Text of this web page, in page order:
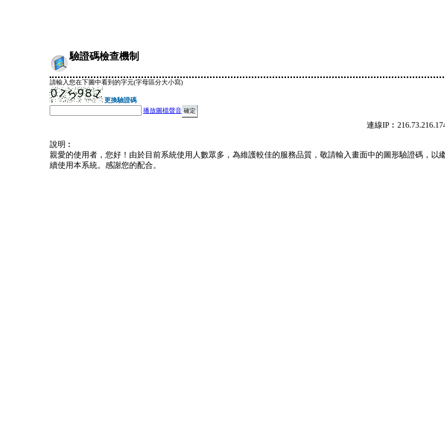
驗證碼檢查機制
請輸入您在下圖中看到的字元(字母區分大小寫)
更換驗證碼
播放圖檔聲音
連線
說明︰
親愛的使用者，您好！由於目前系統使用人數眾多，為維護較佳的服務品質，敬請輸入畫面中的圖形驗證碼，以
續使用本系統。感謝您的配合。